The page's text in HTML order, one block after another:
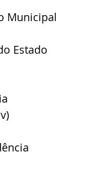
Municipal
Estado